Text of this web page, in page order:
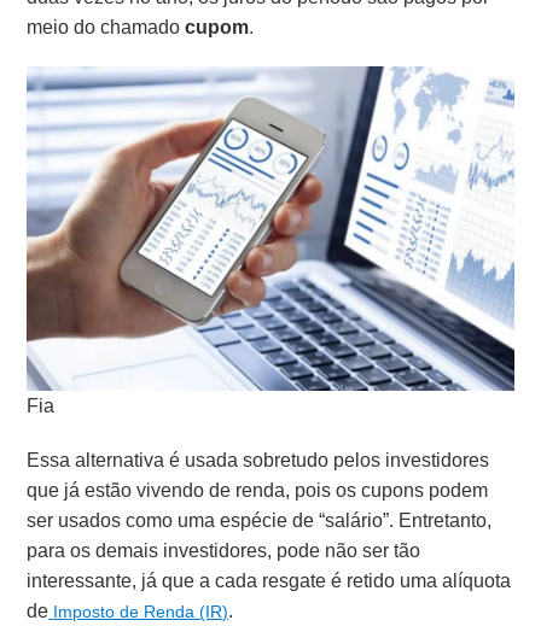
meio do chamadocupom.
Fia
Essa alternativa é usada sobretudo pelos investidores
que já estão vivendo de renda, pois os cupons podem
ser usados como uma espécie de “salário”. Entretanto,
para os demais investidores, pode não ser tão
interessante, já que a cada resgate é retido uma alíquota
de Imposto de Renda (IR).